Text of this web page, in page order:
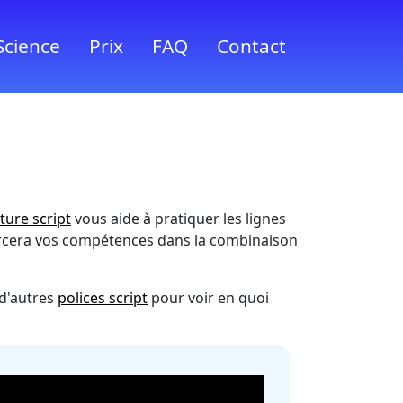
Prix FAQ Contact
scriptvous aide à pratiquer les lignes
vos compétences dans la combinaison
polices script pour voir en quoi